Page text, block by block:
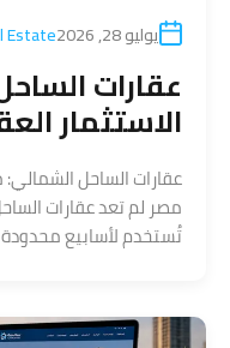
يوليو 28, 2026 Estate
عقارات
الاستثمار
عقارات الساحل
مصر لم تعد عقارات
تُستخدم لأسابيع